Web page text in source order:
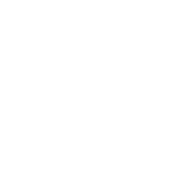
jotka haluavat tehokkaan ja
vähentää tarvetta